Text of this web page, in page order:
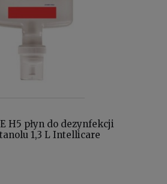
H5 płyn do dezynfekcji
1,3 L Intellicare